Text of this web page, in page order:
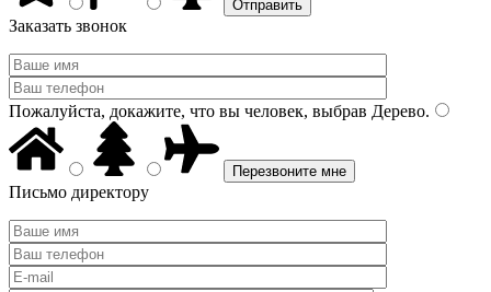
Заказать звонок
Пожалуйста, докажите, что вы человек, выбрав Дерево.
Письмо директору